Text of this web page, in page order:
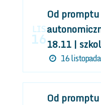
LIS
16
Od
18.11 |
16
Od